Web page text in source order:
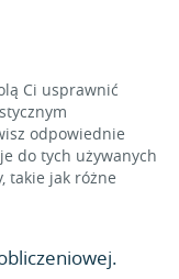
Ci usprawnić
odpowiednie
do tych używanych
takie jak różne